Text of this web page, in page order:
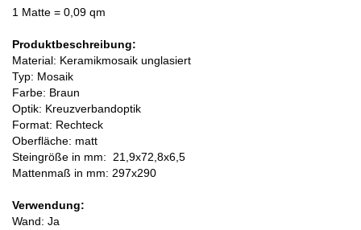
1 Matte = 0,09 qm
Produktbeschreibung:
Material: Keramikmosaik unglasiert
Typ: Mosaik
Farbe: Braun
Optik: Kreuzverbandoptik
Format: Rechteck
Oberfläche: matt
Steingröße in mm:
21,9x72,8x6,5
Mattenmaß in mm: 297x290
Verwendung:
Wand: Ja